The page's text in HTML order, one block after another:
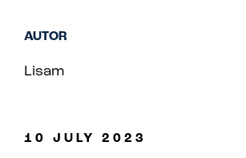
10 JULY 2023
AUTOR
Lisam